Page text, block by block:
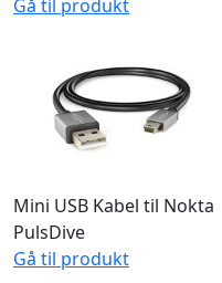
Gå til produkt
Mini USB Kabel til Nokta
PulsDive
Gå til produkt